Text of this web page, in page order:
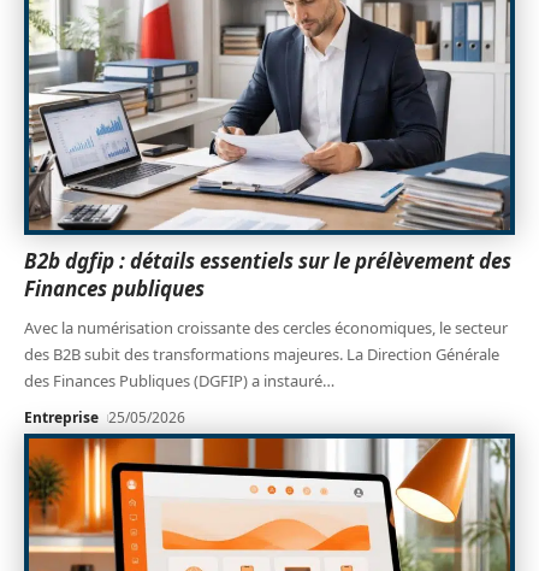
B2b dgfip : détails essentiels sur le prélèvement des
Finances publiques
Avec la numérisation croissante des cercles économiques, le secteur
des B2B subit des transformations majeures. La Direction Générale
des Finances Publiques (DGFIP) a instauré…
Entreprise 25/05/2026